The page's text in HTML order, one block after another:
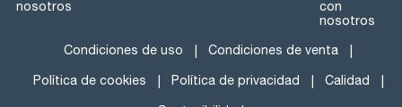
nosotros
con
nosotros
Condiciones de uso Condiciones de venta
Política de cookies Política de privacidad Calidad